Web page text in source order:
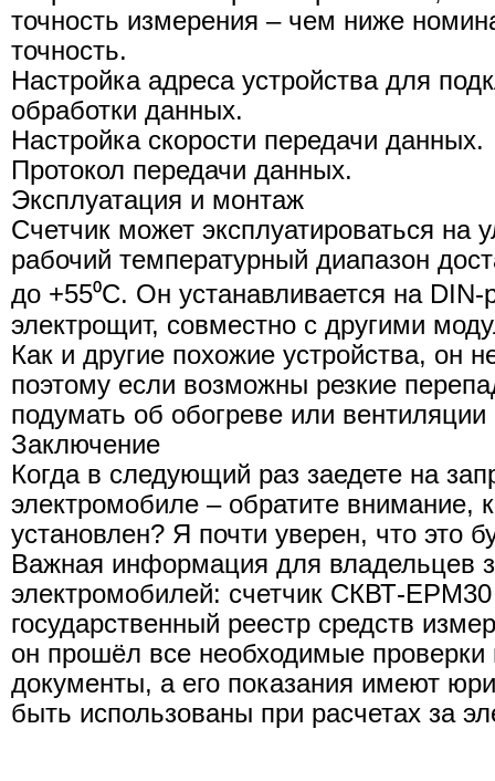
точность измерения – чем ниже
точность.
Настройка адреса устройства для
обработки данных.
Настройка скорости передачи данных.
Протокол передачи данных.
Эксплуатация и монтаж
Счетчик может эксплуатироваться на
рабочий температурный диапазон
до +55⁰С. Он устанавливается на
электрощит, совместно с другими
Как и другие похожие устройства, он
поэтому если возможны резкие
подумать об обогреве или
Заключение
Когда в следующий раз заедете на
электромобиле – обратите внимание,
установлен? Я почти уверен, что это
Важная информация для владельцев
электромобилей: счетчик СКВТ-
государственный реестр средств
он прошёл все необходимые
документы, а его показания имеют
быть использованы при расчетах за